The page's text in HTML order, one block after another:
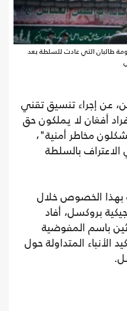
طالبان التي عادت للسلطة بعد
عن إجراء تنسيق تقني
أفغان لا يملكون حق
مخاطر أمنية"،
الاعتراف بالسلطة
الخصوص خلال
بروكسل، أفاد
باسم المفوضية
الأنباء المتداولة حول